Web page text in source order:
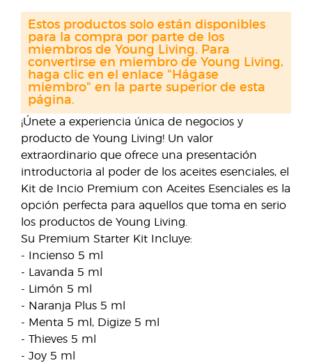
¡Únete a experiencia única de negocios y
producto de Young Living! Un valor
extraordinario que ofrece una presentación
introductoria al poder de los aceites esenciales, el
Kit de Incio Premium con Aceites Esenciales es la
opción perfecta para aquellos que toma en serio
los productos de Young Living.
Su Premium Starter Kit Incluye:
- Incienso 5 ml
- Lavanda 5 ml
- Limón 5 ml
- Naranja Plus 5 ml
- Menta 5 ml, Digize 5 ml
- Thieves 5 ml
- Joy 5 ml
Estos productos solo están disponibles
para la compra por parte de los
miembros de Young Living. Para
convertirse en miembro de Young Living,
haga clic en el enlace "Hágase
miembro" en la parte superior de esta
página.